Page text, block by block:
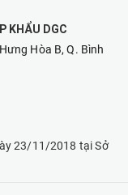
KHẨU DGC
Hòa B, Q. Bình
23/11/2018 tại Sở